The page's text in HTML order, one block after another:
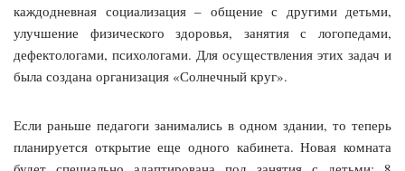
каждодневная социализация – общение с другими детьми,
улучшение физического здоровья, занятия с логопедами,
дефектологами, психологами. Для осуществления этих задач и
была создана организация «Солнечный круг».
Если раньше педагоги занимались в одном здании, то теперь
планируется открытие еще одного кабинета. Новая комната